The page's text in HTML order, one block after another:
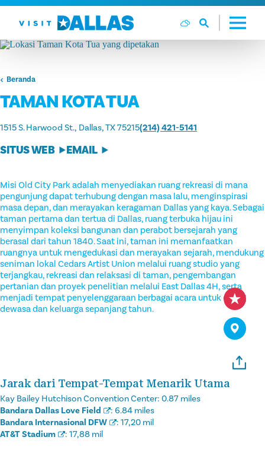
Langsung ke isi
Beranda
TAMAN KOTA TUA
1515 S. Harwood St. Dallas, TX 75215(214) 421-5141
SITUS WEB EMAIL
Misi Old City Park adalah menyediakan ruang rekreasi di mana
pengunjung dapat terhubung dengan masa lalu, menginspirasi
masa depan, dan merayakan keragaman Dallas yang kaya. Sebagai
taman pertama dan tertua di Dallas, ruang terbuka hijau ini
menyimpan koleksi bangunan dan perabot bersejarah yang
berasal dari tahun 1840. Saat ini, taman ini memanfaatkan
ruangnya untuk mengedukasi dan merayakan sejarah, mendukung
seniman lokal Cedars Artist Union melalui ruang studio yang
terjangkau, rekreasi dan relaksasi di taman, pengembangan
pertanian dan proyek penelitian melalui East Dallas 4H, serta
menjadi tempat penyelenggaraan berbagai acara untuk orang
dewasa dan keluarga sepanjang tahun.
Jarak dari Tempat-Tempat Menarik Utama
Kay Bailey Hutchison Convention Center: 0.87 miles
Bandara Dallas Love Field
: 6.84 miles
Bandara Internasional DFW
: 17,20 mil
AT&T Stadium
: 17,88 mil